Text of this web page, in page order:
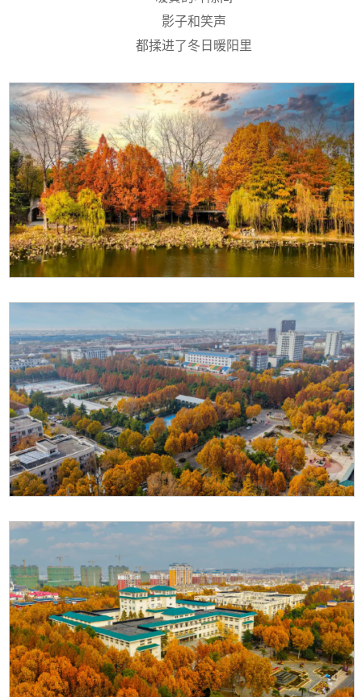
影子和笑声
都揉进了冬日暖阳里